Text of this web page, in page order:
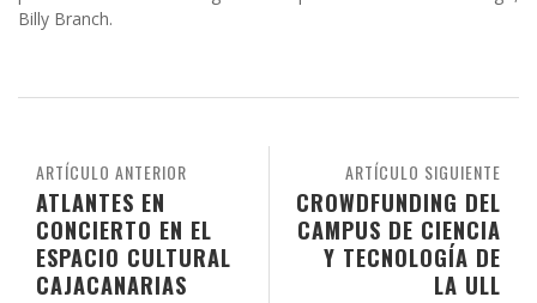
Billy Branch.
ARTÍCULO SIGUIENTE
CROWDFUNDING DEL
CAMPUS DE CIENCIA
Y TECNOLOGÍA DE
LA ULL
ARTÍCULO ANTERIOR
ATLANTES EN
CONCIERTO EN EL
ESPACIO CULTURAL
CAJACANARIAS